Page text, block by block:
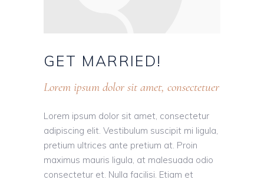
GET MARRIED!
Lorem ipsum dolor sit amet, consectetuer
Lorem ipsum dolor sit amet, consectetur
adipiscing elit. Vestibulum suscipit mi ligula,
pretium ultrices ante pretium at. Proin
maximus mauris ligula, at malesuada odio
consectetur et. Nulla facilisi. Etiam et